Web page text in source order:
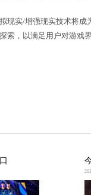
计产生重要
进行互动，